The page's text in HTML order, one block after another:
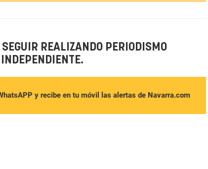
REALIZANDO PERIODISMO
INDEPENDIENTE.
y recibe en tu móvil las alertas de Navarra.com